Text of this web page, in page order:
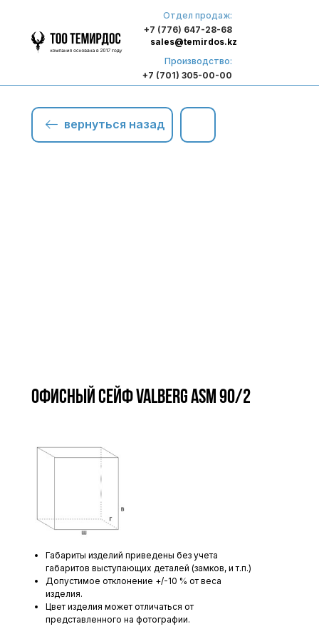
Отдел продаж:
+7 (776) 647-28-68
Производство:
+7 (701) 305-00-00
sales@temirdos.kz
вернуться назад
Офисный сейф VALBERG ASM 90/2
Габариты изделий приведены без учета
габаритов выступающих деталей (замков, и т.п.)
Допустимое отклонение +/-10 % от веса
изделия.
Цвет изделия может отличаться от
представленного на фотографии.